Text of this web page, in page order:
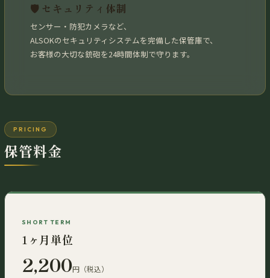
🛡️ セキュリティ体制
センサー・防犯カメラなど、
ALSOKのセキュリティシステムを完備した保管庫で、
お客様の大切な銃砲を24時間体制で守ります。
PRICING
保管料金
SHORT TERM
1ヶ月単位
2,200円（税込）